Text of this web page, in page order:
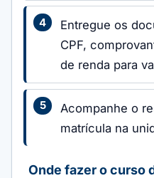
Entregue os
CPF,
de renda para
Acompanhe o
matrícula na
Onde fazer o curso